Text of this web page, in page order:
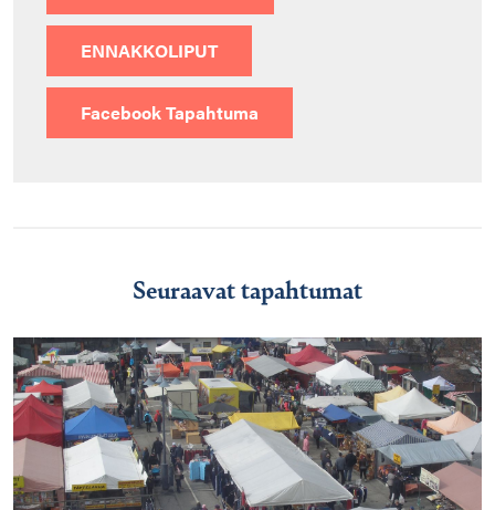
ENNAKKOLIPUT
Facebook Tapahtuma
Seuraavat tapahtumat